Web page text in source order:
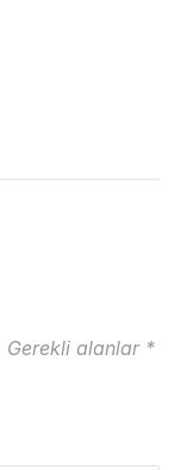
Gerekli alanlar *